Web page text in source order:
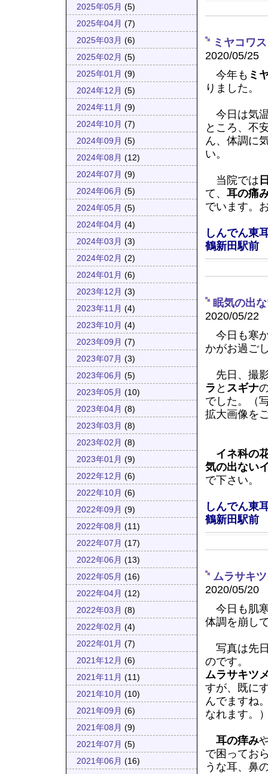
2025年05月 (5)
2025年04月 (7)
2025年03月 (6)
2025年02月 (5)
2025年01月 (9)
2024年12月 (5)
2024年11月 (9)
2024年10月 (7)
2024年09月 (5)
2024年08月 (12)
2024年07月 (9)
2024年06月 (5)
2024年05月 (5)
2024年04月 (4)
2024年03月 (3)
2024年02月 (2)
2024年01月 (6)
2023年12月 (3)
2023年11月 (4)
2023年10月 (4)
2023年09月 (7)
2023年07月 (3)
2023年06月 (5)
2023年05月 (10)
2023年04月 (8)
2023年03月 (8)
2023年02月 (8)
2023年01月 (9)
2022年12月 (6)
2022年10月 (6)
2022年09月 (9)
2022年08月 (11)
2022年07月 (17)
2022年06月 (13)
2022年05月 (16)
2022年04月 (12)
2022年03月 (8)
2022年02月 (4)
2022年01月 (7)
2021年12月 (6)
2021年11月 (11)
2021年10月 (10)
2021年09月 (6)
2021年08月 (9)
2021年07月 (5)
2021年06月 (16)
ミヤコワ
2020/05/25
今年も ミ
りました。
今日は気
ところ、不
ん、体調に
い。
当院では
て、 耳の痛
でいます。
しんでん東
鶴新田駅前
眠気の出
2020/05/22
今日も寒
かがお過ご
先日、撮
ラ と スギナ
でした。（
拡大画像を
イネ科の
気の出ない
で下さい。
しんでん東
鶴新田駅前
ムラサキ
2020/05/20
今日も肌
体調を崩し
写真は先
のです。
ムラサキツ
すが、既に
んでますね
なれます。
耳の痒み
で困ってお
うな耳、鼻